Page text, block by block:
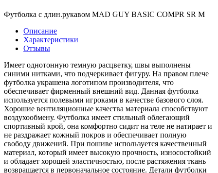
Футболка с длин.рукавом MAD GUY BASIC COMPR SR M
Описание
Характеристики
Отзывы
Имеет однотонную темную расцветку, швы выполнены
синими нитками, что подчеркивает фигуру. На правом плече
футболка украшена логотипом производителя, что
обеспечивает фирменный внешний вид. Данная футболка
используется полевыми игроками в качестве базового слоя.
Хорошие вентиляционные качества материала способствуют
воздухообмену. Футболка имеет стильный облегающий
спортивный крой, она комфортно сидит на теле не натирает и
не раздражает кожный покров и обеспечивает полную
свободу движений. При пошиве используется качественный
материал, который имеет высокую прочность, износостойкий
и обладает хорошей эластичностью, после растяжения ткань
возвращается в первоначальное состояние. Детали футболки